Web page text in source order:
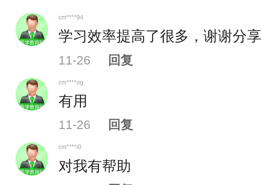
片→上传材料（
名申请表。
4.注意事项：
（1）请使用注册过的用户名或证
（2）注册前请认真阅读“特别提示
cm****94
学习效率提高了很多，谢谢分享
11-26 回复
cm****og
有用
11-26 回复
cm****i0
对我有帮助